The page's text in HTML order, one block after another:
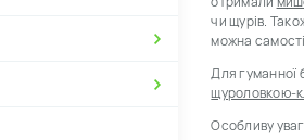
чи щурів.
можна
Для гуманної
щуроловкою-
Особливу